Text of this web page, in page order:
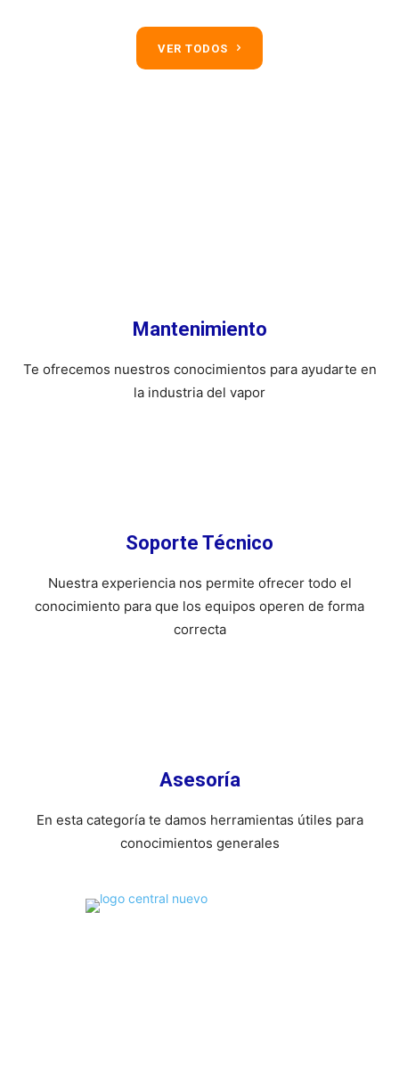
VER TODOS
Mantenimiento
Te ofrecemos nuestros conocimientos para ayudarte en
la industria del vapor
Soporte Técnico
Nuestra experiencia nos permite ofrecer todo el
conocimiento para que los equipos operen de forma
correcta
Asesorí­a
En esta categorí­a te damos herramientas útiles para
conocimientos generales